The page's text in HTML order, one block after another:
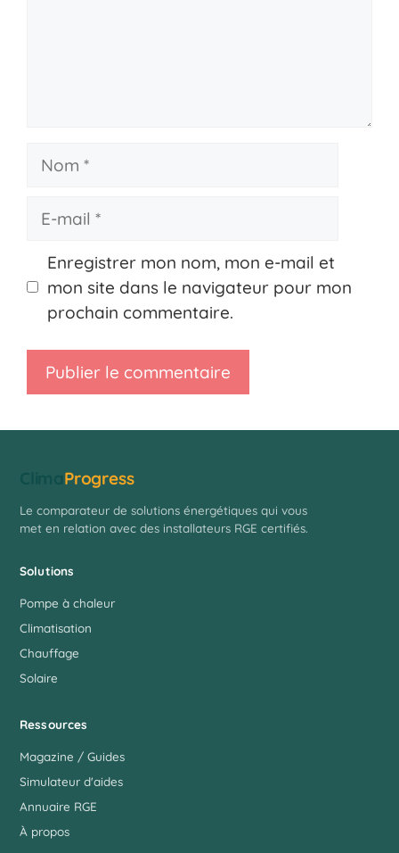
Nom
Enregistrer mon nom, mon e-mail et
mon site dans le navigateur pour mon
prochain commentaire.
Progress
Le comparateur de solutions énergétiques qui vous
met en relation avec des installateurs RGE certifiés.
Solutions
Pompe à chaleur
Climatisation
Chauffage
Solaire
Ressources
Magazine / Guides
Simulateur d'aides
Annuaire RGE
À propos